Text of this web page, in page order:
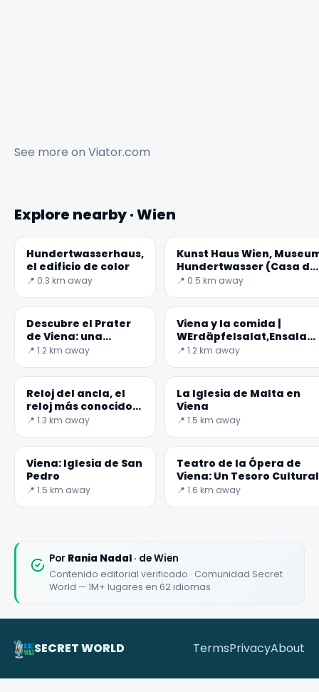
See more on Viator.com
Explore nearby · Wien
Hundertwasserhaus,
el edificio de color
📍 0.3 km away
Kunst Haus Wien,
Hundertwasser (Casa de
Arte de Viena)
📍 0.5 km away
Descubre el Prater
de Viena: una
experiencia única
📍 1.2 km away
Viena y la comida |
de patatas austriaca
📍 1.2 km away
Reloj del ancla, el
reloj más conocido
de Viena
📍 1.3 km away
La Iglesia de Malta en
Viena
📍 1.5 km away
Viena: Iglesia de San
Pedro
📍 1.5 km away
Teatro de la Ópera de
Viena: Un Tesoro Cultural
📍 1.6 km away
Por Rania Nadal · de Wien
Contenido editorial verificado · Comunidad Secret
World — 1M+ lugares en 62 idiomas
SECRET WORLD TermsPrivacyAbout